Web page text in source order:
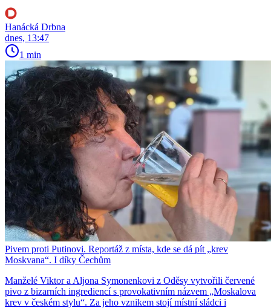
Hanácká Drbna
dnes, 13:47
1 min
Pivem proti Putinovi. Reportáž z místa, kde se dá pít „krev
Moskvana“. I díky Čechům
Manželé Viktor a Aljona Symonenkovi z Oděsy vytvořili červené
pivo z bizarních ingrediencí s provokativním názvem „Moskalova
krev v českém stylu“. Za jeho vznikem stojí místní sládci i